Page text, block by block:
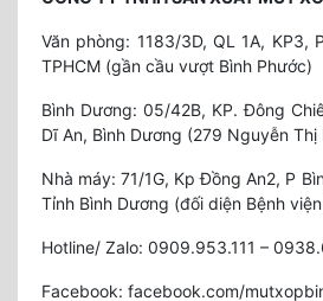
Văn phòng: 1183/3D, QL 1A, KP3,
TPHCM (gần cầu vượt Bình Phước)
Bình Dương: 05/42B, KP. Đông
Dĩ An, Bình Dương (279 Nguyễn Thị
Nhà máy: 71/1G, Kp Đồng An2, P
Tỉnh Bình Dương (đối diện Bệnh
Hotline/ Zalo: 0909.953.111 –
Facebook: facebook.com/